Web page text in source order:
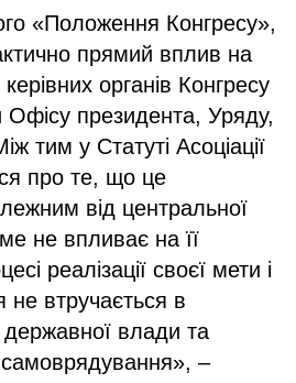
«Положення Конгресу»,
прямий вплив на
органів Конгресу
Офісу президента, Уряду,
тим у Статуті Асоціації
про те, що це
від центральної
не впливає на її
реалізації своєї мети і
не втручається в
державної влади та
самоврядування», –